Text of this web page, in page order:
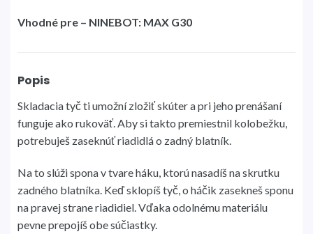
Vhodné pre – NINEBOT: MAX G30
Popis
Skladacia tyč ti umožní zložiť skúter a pri jeho prenášaní
funguje ako rukoväť. Aby si takto premiestnil kolobežku,
potrebuješ zaseknúť riadidlá o zadný blatník.
Na to slúži spona v tvare háku, ktorú nasadíš na skrutku
zadného blatníka. Keď sklopíš tyč, o háčik zasekneš sponu
na pravej strane riadidiel. Vďaka odolnému materiálu
pevne prepojíš obe súčiastky.